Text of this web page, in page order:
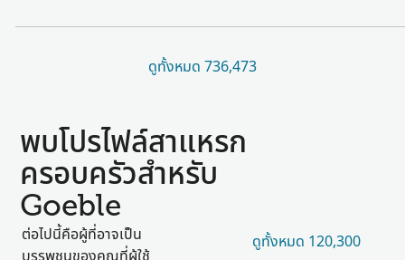
ดูทั้งหมด 736,473
พบโปรไฟล์สาแหรก
ครอบครัวสำหรับ
Goeble
ต่อไปนี้คือผู้ที่อาจเป็น
ดูทั้งหมด 120,300